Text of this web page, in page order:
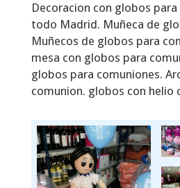
Decoracion con globos
todo Madrid. Muñeca de
Muñecos de globos para
mesa con globos para
globos para comuniones.
comunion. globos con helio